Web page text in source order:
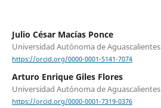
Julio César Macías Ponce
Universidad Autónoma de Aguascalientes
https://orcid.org/0000-0001-5141-7074
Arturo Enrique Giles Flores
Universidad Autónoma de Aguascalientes
https://orcid.org/0000-0001-7319-0376